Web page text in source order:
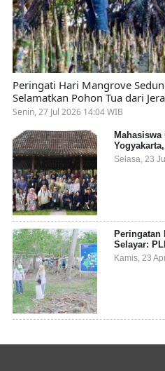
Peringati Hari Mangrove
Selamatkan Pohon Tua dari
Senin, 27 Jul 2026 14:04 WIB
Kesehatan
Selasa, 23
Peringatan
Selayar:
Pemda
Mangrove
Kamis, 23